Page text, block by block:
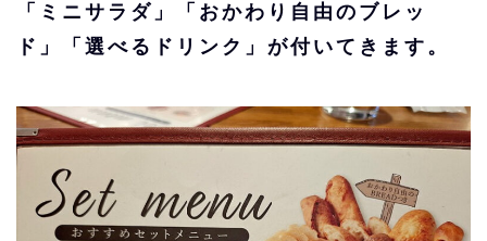
「ミニサラダ」「おかわり自由のブレッ
ド」「選べるドリンク」が付いてきます。